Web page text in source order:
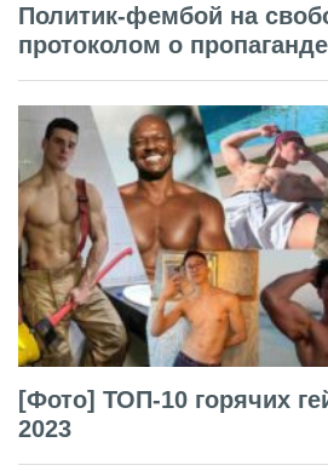
Политик-фембой на
протоколом о пропаганде
[Фото] ТОП-10 горячих
2023